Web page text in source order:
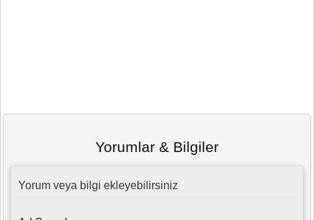
Yorumlar & Bilgiler
Yorum veya bilgi ekleyebilirsiniz